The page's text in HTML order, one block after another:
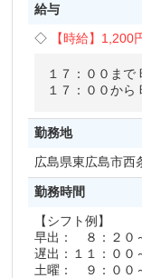
給与
【時給】 1,200
１７：００まで
１７：００から
勤務地
広島県東広島市西
勤務時間
【シフト例】
早出： ８：２０
遅出：１１：００
土曜： ９：００